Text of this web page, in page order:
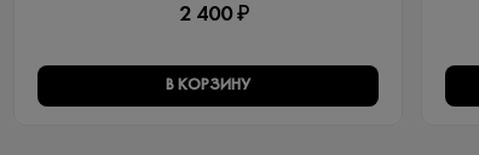
2 400 ₽
В КОРЗИНУ